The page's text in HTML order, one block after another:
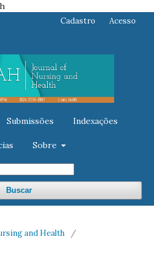
Submissões Indexações
Sobre
Buscar
Cadastro Acesso
and Health
/